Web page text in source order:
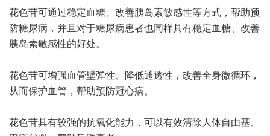
花色苷可通过稳定血糖、改善胰岛素敏感性等方式，帮助预
防糖尿病，并且对于糖尿病患者也同样具有稳定血糖、改善
胰岛素敏感性的好处。
花色苷可增强血管壁弹性、降低通透性，改善全身微循环，
从而保护血管，帮助预防冠心病。
花色苷具有较强的抗氧化能力，可以有效清除人体自由基、